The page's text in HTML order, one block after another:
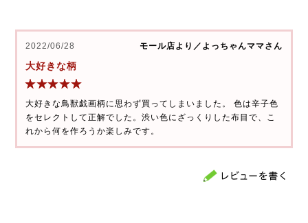
2022/06/28 モール店より／よっちゃんママさん
大好きな柄
大好きな鳥獣戯画柄に思わず買ってしまいました。 色は辛子色
をセレクトして正解でした。渋い色にざっくりした布目で、こ
れから何を作ろうか楽しみです。